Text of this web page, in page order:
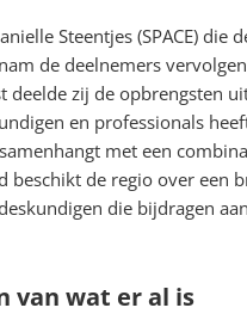
Steentjes (SPACE) die
de deelnemers
deelde zij de opbrengsten
en professionals
met een
beschikt de regio over een
die bijdragen
van wat er al is